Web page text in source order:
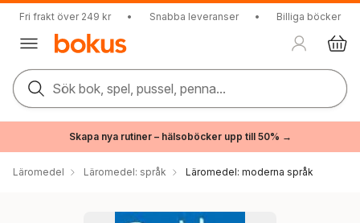
Fri frakt över 249 kr • Snabba leveranser • Billiga böcker
Sök bok, spel, pussel, penna...
Skapa nya rutiner – hälsoböcker upp till 50% →
Läromedel Läromedel: språk Läromedel: moderna språk